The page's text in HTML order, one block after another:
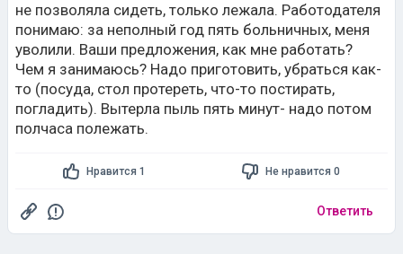
не позволяла сидеть, только лежала. Работодателя
понимаю: за неполный год пять больничных, меня
уволили. Ваши предложения, как мне работать?
Чем я занимаюсь? Надо приготовить, убраться как-
то (посуда, стол протереть, что-то постирать,
погладить). Вытерла пыль пять минут- надо потом
полчаса полежать.
Нравится 1 Не нравится 0
Ответить